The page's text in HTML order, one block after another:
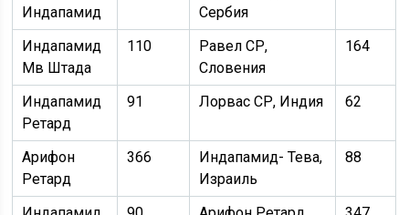
Индапамид
Сербия
Индапамид
Мв Штада
110
Равел СР,
Словения
164
Индапамид
Ретард
91 Лорвас СР, Индия 62
Арифон
Ретард
366
Индапамид- Тева,
Израиль
88